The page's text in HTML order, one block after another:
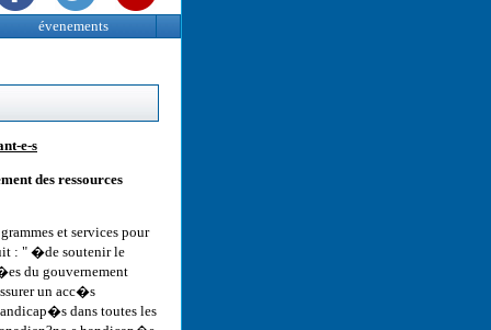
évenements
e-s
des ressources
et services pour
: " �de soutenir le
du gouvernement
un acc�s
dans toutes les